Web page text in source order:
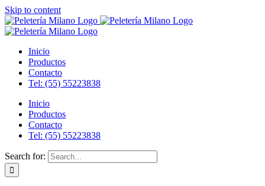
Skip to content
Inicio
Productos
Contacto
Tel: (55) 55223838
Inicio
Productos
Contacto
Tel: (55) 55223838
Search for: